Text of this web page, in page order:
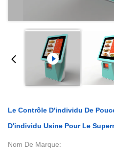
Le Contrôle D'individu De
D'individu Usine Pour Le
Nom De Marque: